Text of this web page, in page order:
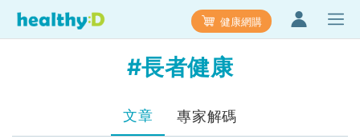
健康網購
#長者健康
文章 專家解碼